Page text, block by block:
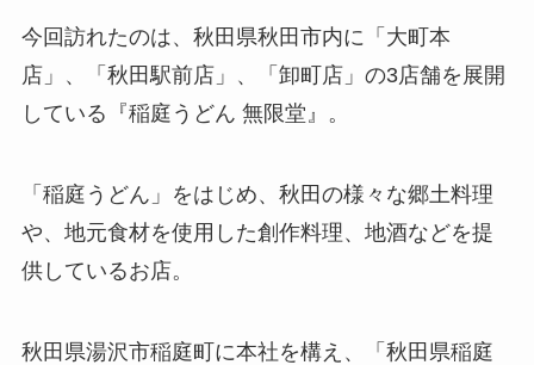
今回訪れたのは、秋田県秋田市内に「大町本
店」、「秋田駅前店」、「卸町店」の3店舗を展開
している『稲庭うどん 無限堂』。
「稲庭うどん」をはじめ、秋田の様々な郷土料理
や、地元食材を使用した創作料理、地酒などを提
供しているお店。
秋田県湯沢市稲庭町に本社を構え、「秋田県稲庭